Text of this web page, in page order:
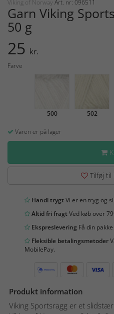
Viking of Norway Art. nr: 096511
Garn Viking
50 g
25 kr.
Farve
500 502
Varen er på lager
Tilføj til
Handl trygtVi er en tryg og
Altid fri fragtVed køb over
Ekspreslevering Få din
Fleksible betalingsmetoder
MobilePay.
Produkt information
Viking Sportsragg er et